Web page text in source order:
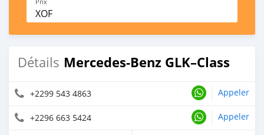
XOF
Détails Mercedes-Benz GLK–Class
+2299 543 4863 Appeler
+2296 663 5424 Appeler